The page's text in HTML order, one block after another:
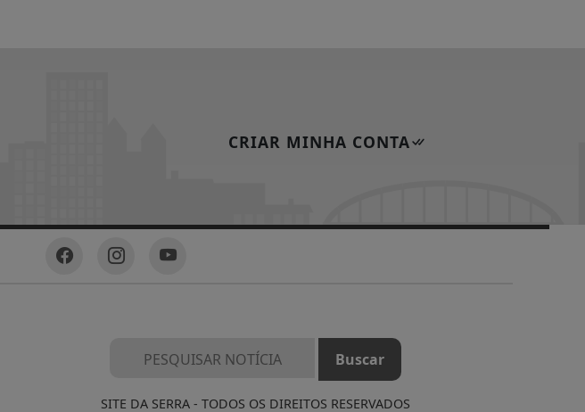
CRIAR MINHA CONTA
SITE DA SERRA - TODOS OS DIREITOS RESERVADOS